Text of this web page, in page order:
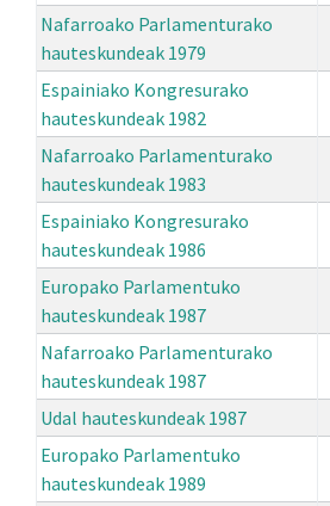
Nafarroako Parlamenturako
hauteskundeak 1979
Espainiako Kongresurako
hauteskundeak 1982
Nafarroako Parlamenturako
hauteskundeak 1983
Espainiako Kongresurako
hauteskundeak 1986
Europako Parlamentuko
hauteskundeak 1987
Nafarroako Parlamenturako
hauteskundeak 1987
Udal hauteskundeak 1987
Europako Parlamentuko
hauteskundeak 1989